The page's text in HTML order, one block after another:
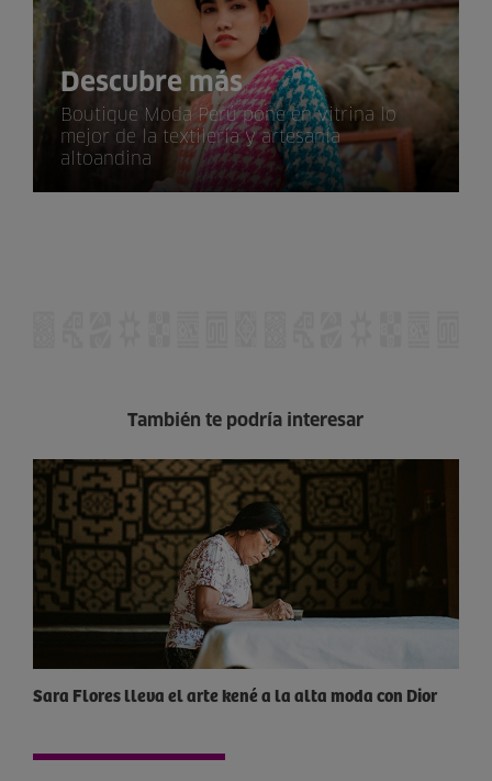
Descubre más
Boutique Moda Perú pone en vitrina lo
mejor de la textilería y artesanía
altoandina
También te podría interesar
Sara Flores lleva el arte kené a la alta moda con Dior